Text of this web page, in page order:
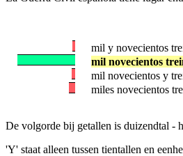
mil y novecientos
mil novecientos
mil novecientos y
miles novecientos
De volgorde bij getallen is duizendtal -
'Y' staat alleen tussen tientallen en